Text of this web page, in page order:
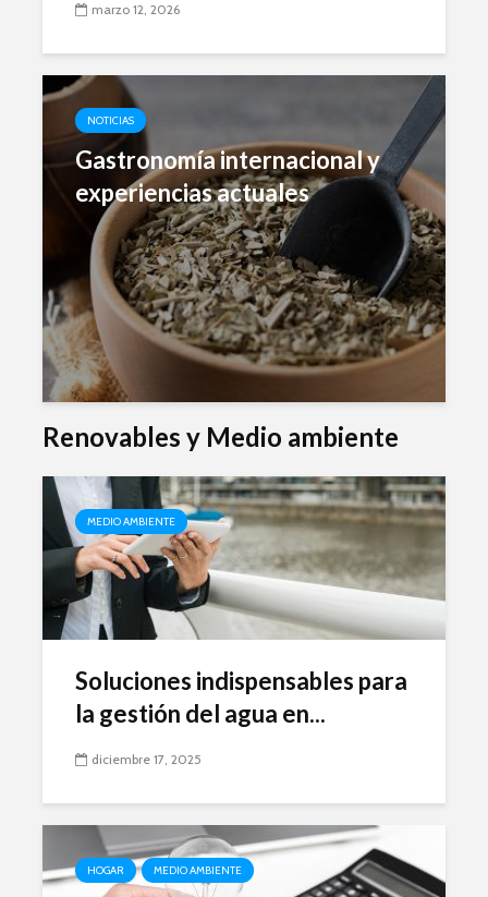
marzo 12, 2026
NOTICIAS
Gastronomía internacional y
experiencias actuales
Renovables y Medio ambiente
MEDIO AMBIENTE
Soluciones indispensables para
la gestión del agua en...
diciembre 17, 2025
HOGAR MEDIO AMBIENTE